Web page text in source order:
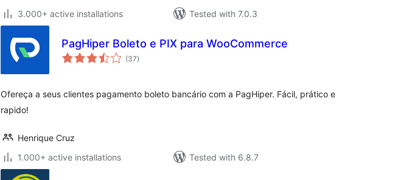
3.000+ active installations
Tested with 7.0.3
PagHiper Boleto e PIX para WooCommerce
(37total
ratings
)
Ofereça a seus clientes pagamento boleto bancário com a PagHiper. Fácil, prático e
rapido!
Henrique Cruz
1.000+ active installations
Tested with 6.8.7